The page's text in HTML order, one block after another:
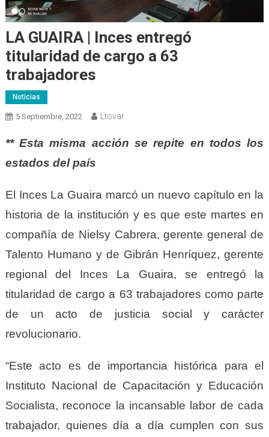
LA GUAIRA | Inces entregó
titularidad de cargo a 63
trabajadores
Noticias
5 Septiembre, 2022 Ltovar
** Esta misma acción se repite en todos los
estados del país
El Inces La Guaira marcó un nuevo capítulo en la
historia de la institución y es que este martes en
compañía de Nielsy Cabrera,gerentegeneral de
Talento Humano y de Gibrán Henríquez,gerente
regional del Inces La Guaira, se entregó la
titularidad de cargo a 63 trabajadores como parte
de un acto de justicia social y carácter
revolucionario.
“Este acto es de importancia histórica para el
Instituto Nacional de Capacitación y Educación
Socialista, reconoce la incansable labor de cada
trabajador, quienes día a día cumplen con sus